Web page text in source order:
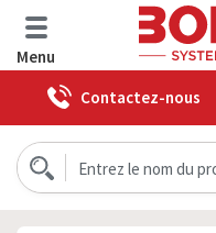
Menu
Contactez-nous